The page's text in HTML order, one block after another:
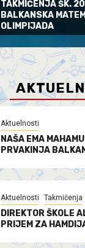
TAKMIČENJA ŠK.
BALKANSKA
OLIMPIJADA
Aktuelnosti
NAŠA EMA
PRVAKINJA
Aktuelnosti Takmičenja
DIREKTOR ŠKOLE
PRIJEM ZA